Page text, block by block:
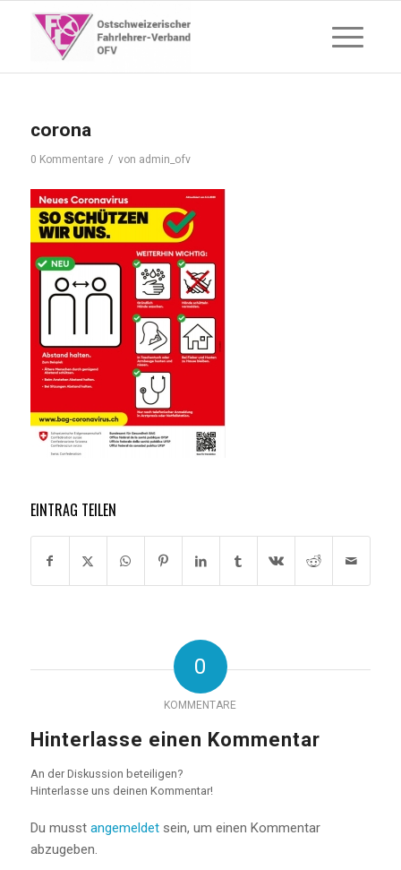
corona
0 Kommentare / von admin_ofv
EINTRAG TEILEN
0
KOMMENTARE
Hinterlasse einen Kommentar
An der Diskussion beteiligen?
Hinterlasse uns deinen Kommentar!
Du musst angemeldetsein, um einen Kommentar
abzugeben.